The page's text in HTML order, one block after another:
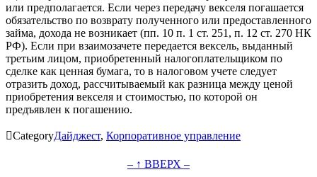
или предполагается. Если через передачу векселя погашается
обязательство по возврату полученного или предоставленного
займа, дохода не возникает (пп. 10 п. 1 ст. 251, п. 12 ст. 270 НК
РФ). Если при взаимозачете передается вексель, выданный
третьим лицом, приобретенный налогоплательщиком по
сделке как ценная бумага, то в налоговом учете следует
отразить доход, рассчитываемый как разница между ценой
приобретения векселя и стоимостью, по которой он
предъявлен к погашению.
CategoryДайджест, Корпоративное управление
– ↑ ВВЕРХ –